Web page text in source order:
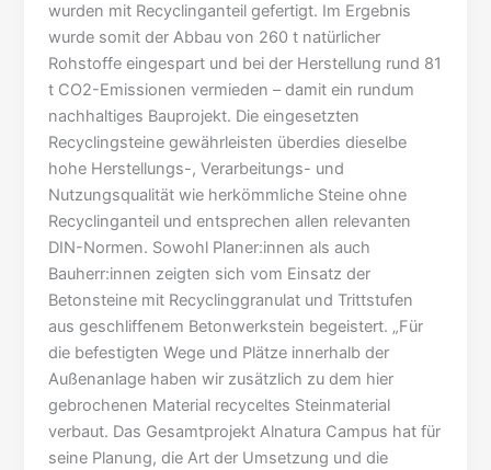
wurden mit Recyclinganteil gefertigt. Im Ergebnis
wurde somit der Abbau von 260 t natürlicher
Rohstoffe eingespart und bei der Herstellung rund 81
t CO2-Emissionen vermieden – damit ein rundum
nachhaltiges Bauprojekt. Die eingesetzten
Recyclingsteine gewährleisten überdies dieselbe
hohe Herstellungs-, Verarbeitungs- und
Nutzungsqualität wie herkömmliche Steine ohne
Recyclinganteil und entsprechen allen relevanten
DIN-Normen. Sowohl Planer:innen als auch
Bauherr:innen zeigten sich vom Einsatz der
Betonsteine mit Recyclinggranulat und Trittstufen
aus geschliffenem Betonwerkstein begeistert. „Für
die befestigten Wege und Plätze innerhalb der
Außenanlage haben wir zusätzlich zu dem hier
gebrochenen Material recyceltes Steinmaterial
verbaut. Das Gesamtprojekt Alnatura Campus hat für
seine Planung, die Art der Umsetzung und die